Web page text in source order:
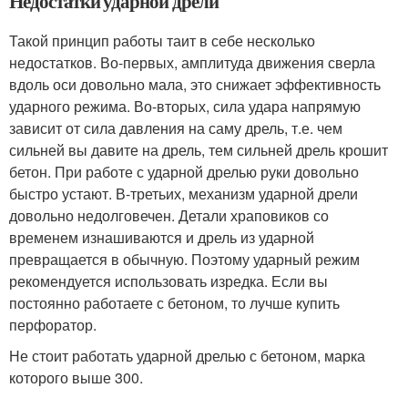
Такой принцип работы таит в себе несколько
недостатков. Во-первых, амплитуда движения сверла
вдоль оси довольно мала, это снижает эффективность
ударного режима. Во-вторых, сила удара напрямую
зависит от сила давления на саму дрель, т.е. чем
сильней вы давите на дрель, тем сильней дрель крошит
бетон. При работе с ударной дрелью руки довольно
быстро устают. В-третьих, механизм ударной дрели
довольно недолговечен. Детали храповиков со
временем изнашиваются и дрель из ударной
превращается в обычную. Поэтому ударный режим
рекомендуется использовать изредка. Если вы
постоянно работаете с бетоном, то лучше купить
перфоратор.
Не стоит работать ударной дрелью с бетоном, марка
которого выше 300.